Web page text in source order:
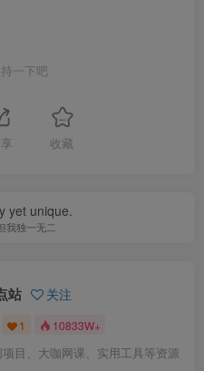
一下吧
收藏
yet unique.
我独一无二
站 关注
1 10833W+
目、大咖网课、实用工具等资源